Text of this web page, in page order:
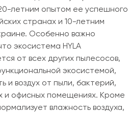
летним опытом ее успешного
странах и 10-летним
Особенно важно
экосистема HYLA
от всех других пылесосов,
экосистемой,
и воздух от пыли, бактерий,
и офисных помещениях. Кроме
влажность воздуха,